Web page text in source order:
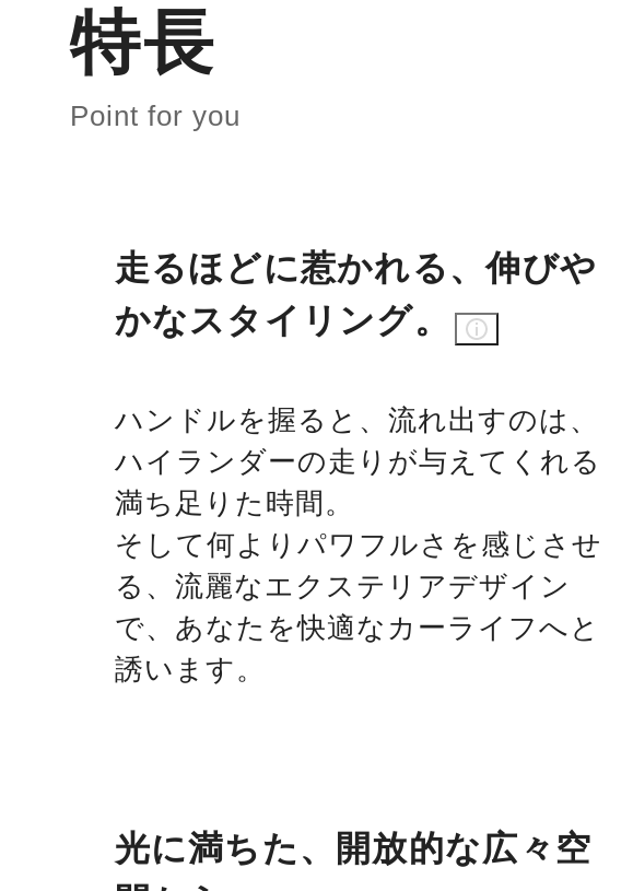
特長
Point for you
走るほどに惹かれる、伸びや
かなスタイリング。
ハンドルを握ると、流れ出すのは、
ハイランダーの走りが与えてくれる
満ち足りた時間。
そして何よりパワフルさを感じさせ
る、流麗なエクステリアデザイン
で、あなたを快適なカーライフへと
誘います。
光に満ちた、開放的な広々空